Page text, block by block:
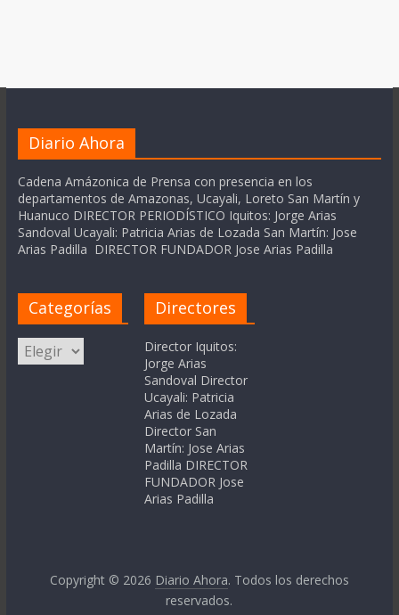
Diario Ahora
Cadena Amázonica de Prensa con presencia en los
departamentos de Amazonas, Ucayali, Loreto San Martín y
Huanuco DIRECTOR PERIODÍSTICO Iquitos: Jorge Arias
Sandoval Ucayali: Patricia Arias de Lozada San Martín: Jose
Arias Padilla DIRECTOR FUNDADOR Jose Arias Padilla
Categorías
Categorías
Directores
Director Iquitos:
Jorge Arias
Sandoval Director
Ucayali: Patricia
Arias de Lozada
Director San
Martín: Jose Arias
Padilla DIRECTOR
FUNDADOR Jose
Arias Padilla
Copyright © 2026 Diario Ahora. Todos los derechos
reservados.